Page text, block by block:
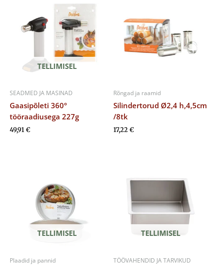
TELLIMISEL
SEADMED JA MASINAD
Gaasipõleti 360°
tööraadiusega 227g
49,91€
Rõngad ja raamid
Silindertorud Ø2,4 h,4,5cm
/8tk
17,22€
TELLIMISEL
Plaadid ja pannid
TELLIMISEL
TÖÖVAHENDID JA TARVIKUD